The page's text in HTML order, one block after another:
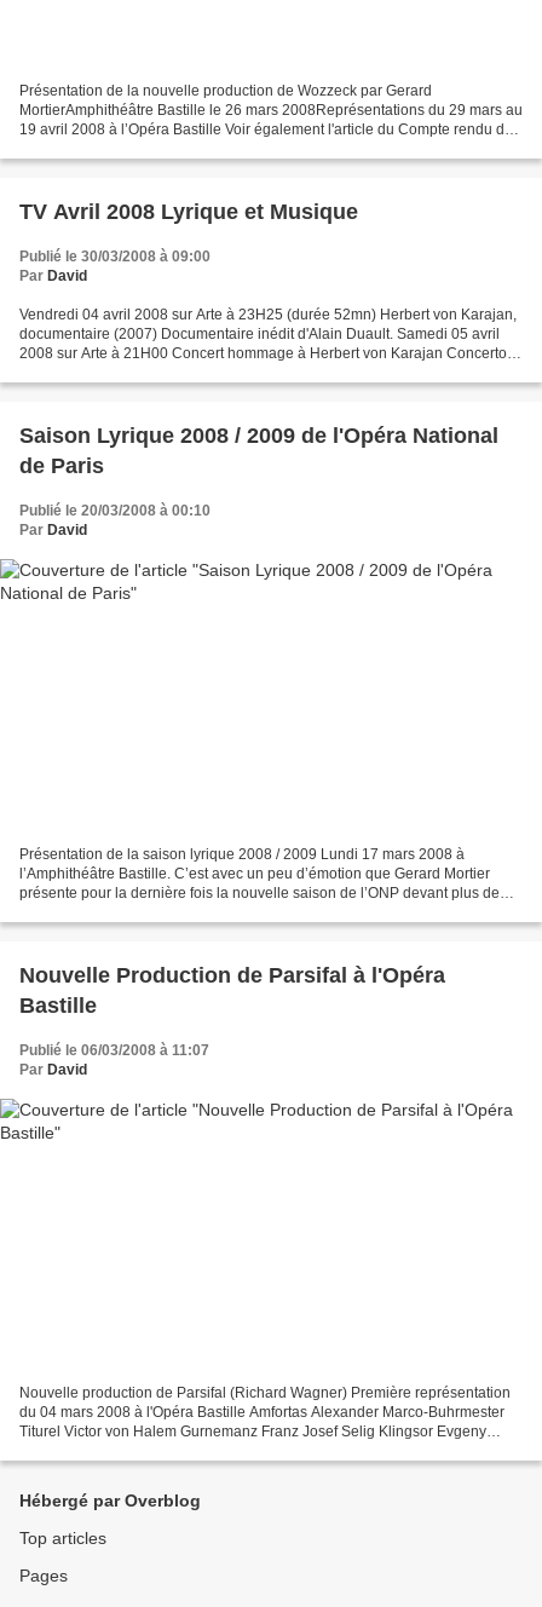
Présentation de la nouvelle production de Wozzeck par Gerard
MortierAmphithéâtre Bastille le 26 mars 2008Représentations du 29 mars au
19 avril 2008 à l’Opéra Bastille Voir également l'article du Compte rendu de
TV Avril 2008 Lyrique et Musique
Publié le 30/03/2008 à 09:00
Par David
Vendredi 04 avril 2008 sur Arte à 23H25 (durée 52mn) Herbert von Karajan,
documentaire (2007) Documentaire inédit d'Alain Duault. Samedi 05 avril
2008 sur Arte à 21H00 Concert hommage à Herbert von Karajan Concerto
Saison Lyrique 2008 / 2009 de l'Opéra National
de Paris
Publié le 20/03/2008 à 00:10
Par David
Présentation de la saison lyrique 2008 / 2009 Lundi 17 mars 2008 à
l’Amphithéâtre Bastille. C’est avec un peu d’émotion que Gerard Mortier
présente pour la dernière fois la nouvelle saison de l’ONP devant plus de
Nouvelle Production de Parsifal à l'Opéra
Bastille
Publié le 06/03/2008 à 11:07
Par David
Nouvelle production de Parsifal (Richard Wagner) Première représentation
du 04 mars 2008 à l'Opéra Bastille Amfortas Alexander Marco-Buhrmester
Titurel Victor von Halem Gurnemanz Franz Josef Selig Klingsor Evgeny
Hébergé par Overblog
Top articles
Pages